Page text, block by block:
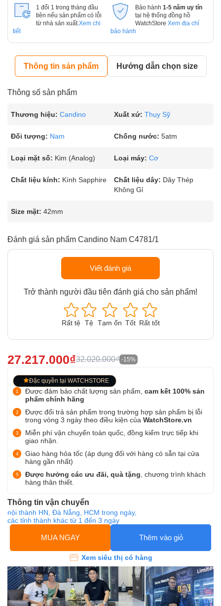
1 đổi 1 trong tháng đầu
tiên nếu sản phẩm có lỗi
từ nhà sản xuất. Xem chi
tiết
Bảo hành 1-5 năm uy tín
tại hệ thống đồng hồ
WatchStore Xem địa chỉ
bảo hành
Thông tin sản phẩm Hướng dẫn chọn size
Thông số sản phẩm
Thương hiệu: Candino Xuất xứ: Thụy Sỹ
Đối tượng: Nam Chống nước: 5atm
Loại mặt số: Kim (Analog) Loại máy: Cơ
Chất liệu kính: Kính Sapphire Chất liệu dây: Dây Thép
Không Gỉ
Size mặt: 42mm
Đánh giá sản phẩm Candino Nam C4781/1
Viết đánh giá
Trở thành người đầu tiên đánh giá cho sản phẩm!
Rất tệ Tệ Tạm ổn Tốt Rất tốt
27.217.000₫32.020.000₫ -15%
Đặc quyền tại WATCHSTORE
Được đảm bảo chất lượng sản phẩm, cam kết 100% sản
phẩm chính hãng
Được đổi trả sản phẩm trong trường hợp sản phẩm bị lỗi
trong vòng 3 ngày theo điều kiện của WatchStore.vn
Miễn phí vận chuyển toàn quốc, đồng kiểm trực tiếp khi
giao nhận.
Giao hàng hỏa tốc (áp dụng đối với hàng có sẵn tại cửa
hàng gần nhất)
Được hưởng các ưu đãi, quà tặng , chương trình khách
hàng thân thiết.
Thông tin vận chuyển
nội thành HN, Đà Nẵng, HCM trong ngày,
các tỉnh thành khác từ 1 đến 3 ngày
MUA NGAY Thêm vào giỏ
Xem siêu thị có hàng